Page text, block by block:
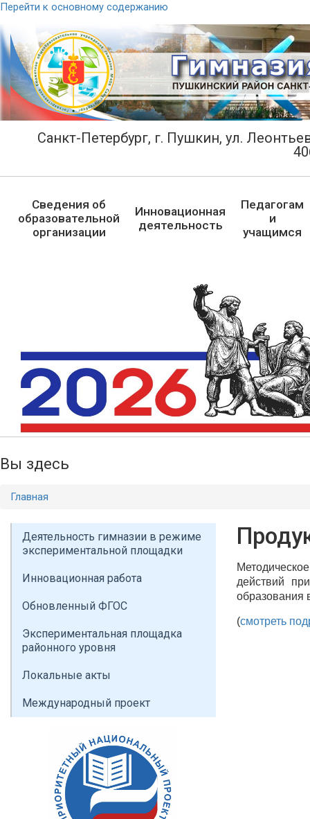
Перейти к основному содержанию
Санкт-Петербург, г. Пушкин, ул.
Сведения об
образовательной
организации
Инновационная
деятельность
Педагогам
и
учащимся
Вы здесь
Главная
Деятельность гимназии в режиме
экспериментальной площадки
Инновационная работа
Обновленный ФГОС
Экспериментальная площадка
районного уровня
Локальные акты
Международный проект
действий
(смотреть